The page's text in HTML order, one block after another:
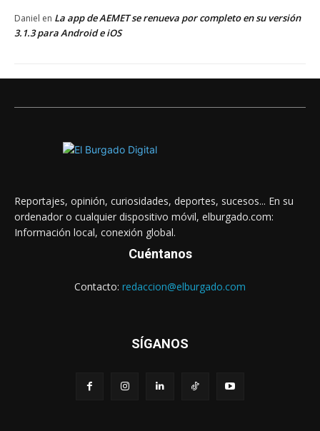
Daniel en La app de AEMET se renueva por completo en su versión
3.1.3 para Android e iOS
Reportajes, opinión, curiosidades, deportes, sucesos... En su
ordenador o cualquier dispositivo móvil, elburgado.com:
Información local, conexión global.
Cuéntanos
Contacto: redaccion@elburgado.com
SÍGANOS